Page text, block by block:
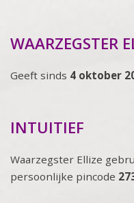
WAARZEGSTER
Geeft sinds 4 oktober
INTUITIEF
Waarzegster Ellize
persoonlijke pincode